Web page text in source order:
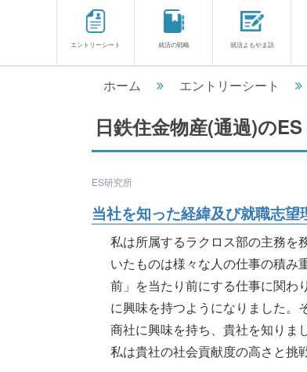
エントリーシート 就活の戦略 就活よもやま話
ホーム エントリーシート
日鉄住金物産(通過)のES
ES研究所
当社を知った経緯及び就職志望
私は所属するラクロス部の主務を
いたものは様々な人の仕事の積み
前」を当たり前にする仕事に関わ
に興味を持つようになりました。
商社に興味を持ち、貴社を知りまし
私は貴社の社会貢献度の高さと挑